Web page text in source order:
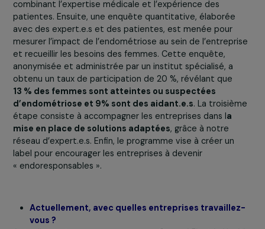
femmes qui sont touchées en plus de maintenir la
productivité de l’entreprise. Ne rien faire, c’est prendre
risque de perdre des talents féminins au sein des
Des mesures telles que la flexibilisation du temps de
travail, l’aménagement de l’environnement de travail et
prise en charge des soins spécifiques par les mutuelles
peuvent aider à retenir ces talents. Le message
estd’alerter les dirigeant.e.s sur cette réalité et de
inciter à agir
La Fondation pour la Recherche sur
ENDOpro, pouvez-vous en expliciter les
les bénéfices ?